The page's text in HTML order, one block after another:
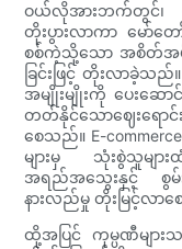
ဝယ်လိုအားဘက်တွင်၊ ဖွံ့
တိုးပွားလာကာ မော်တ
စစ်ကဲ့သို့သော အစိတ်အပို
ခြင်းဖြင့် တိုးလာ
အမျိုးမျိုးကို ပေးဆော
တတ်နိုင်သောဈေးရော
စေသည်။ E-
များမှ သုံးစွဲသူမျ
အရည်အသွေးနှင့် စွမ်
နားလည်မှု တိုးမြင့်လာစ
ထို့အပြင် ကုမ္ပဏီများ